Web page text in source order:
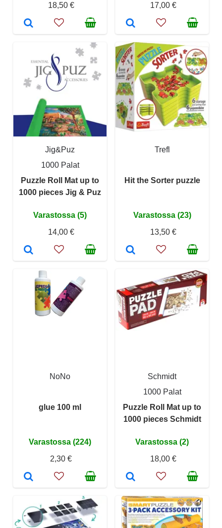
18,50 €
17,00 €
Jig&Puz
1000 Palat
Puzzle Roll Mat up to
1000 pieces Jig & Puz
Varastossa (5)
14,00 €
Trefl
Hit the Sorter puzzle
Varastossa (23)
13,50 €
NoNo
glue 100 ml
Varastossa (224)
2,30 €
Schmidt
1000 Palat
Puzzle Roll Mat up to
1000 pieces Schmidt
Varastossa (2)
18,00 €